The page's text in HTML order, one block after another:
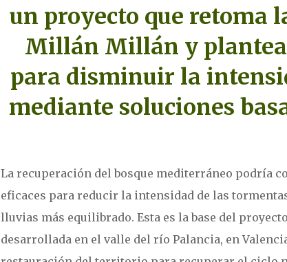
un proyecto que retoma
Millán Millán y plantea
para disminuir la
mediante soluciones
La recuperación del bosque mediterráneo podría
eficaces para reducir la intensidad de las
lluvias más equilibrado. Esta es la base del proyecto
desarrollada en el valle del río Palancia, en